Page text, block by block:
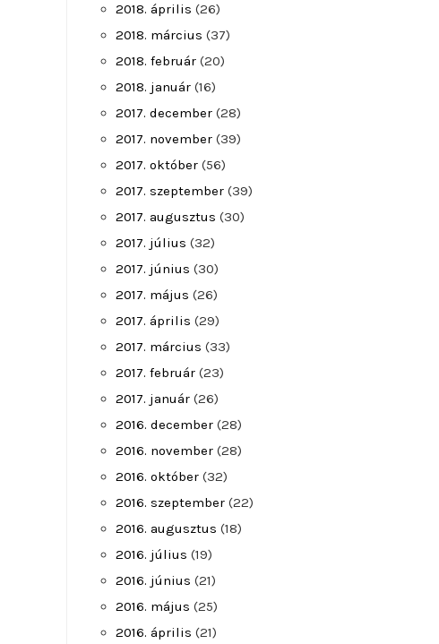
2018. április (26)
2018. március (37)
2018. február (20)
2018. január (16)
2017. december (28)
2017. november (39)
2017. október (56)
2017. szeptember (39)
2017. augusztus (30)
2017. július (32)
2017. június (30)
2017. május (26)
2017. április (29)
2017. március (33)
2017. február (23)
2017. január (26)
2016. december (28)
2016. november (28)
2016. október (32)
2016. szeptember (22)
2016. augusztus (18)
2016. július (19)
2016. június (21)
2016. május (25)
2016. április (21)